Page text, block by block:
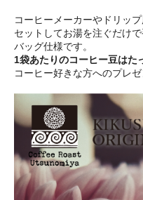
コーヒーメーカーやドリッ
セットしてお湯を注ぐだけ
バッグ仕様です。
1袋あたりのコーヒー豆はた
コーヒー好きな方へのプレゼ